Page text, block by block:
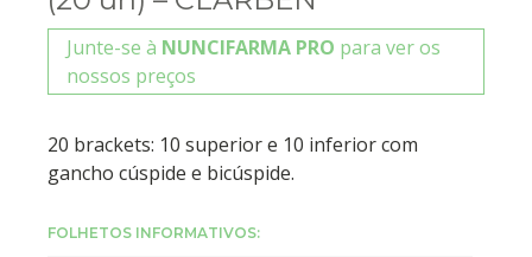
Junte-se à NUNCIFARMA PRO para ver os
nossos preços
20 brackets: 10 superior e 10 inferior com
gancho cúspide e bicúspide.
FOLHETOS INFORMATIVOS: